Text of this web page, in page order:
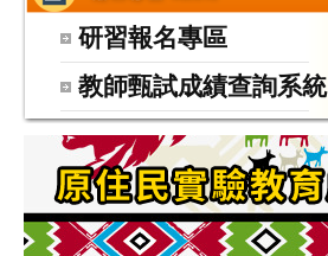
研習報名專區
教師甄試成績查詢系統